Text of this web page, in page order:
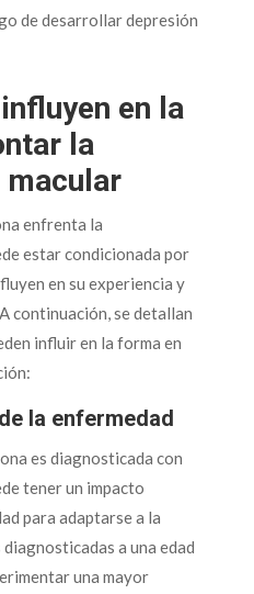
de desarrollar depresión
en la
la
macular
enfrenta la
estar condicionada por
en su experiencia y
continuación, se detallan
influir en la forma en
la enfermedad
es diagnosticada con
tener un impacto
para adaptarse a la
a una edad
una mayor